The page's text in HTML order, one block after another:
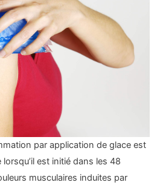
par application de glace est
est initié dans les 48
musculaires induites par